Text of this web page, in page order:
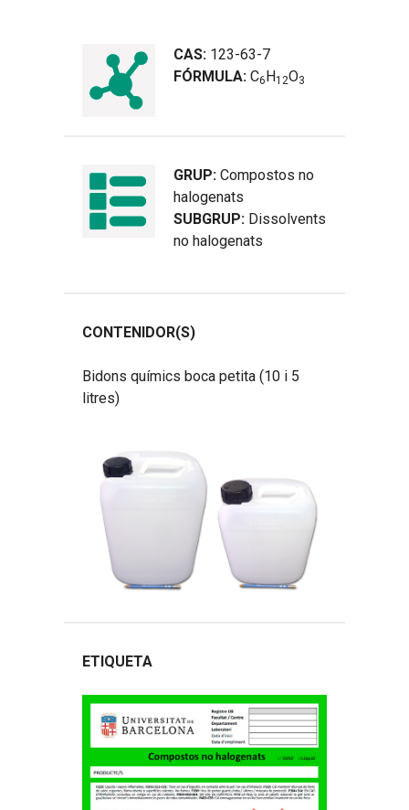
CAS: 123-63-7
FÓRMULA: C6H1 2O3
GRUP: Compostos no
halogenats
SUBGRUP: Dissolvents
no halogenats
CONTENIDOR(S)
Bidons químics boca petita (10 i 5
litres)
ETIQUETA